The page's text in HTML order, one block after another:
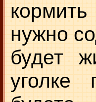
нужно
будет
уголке